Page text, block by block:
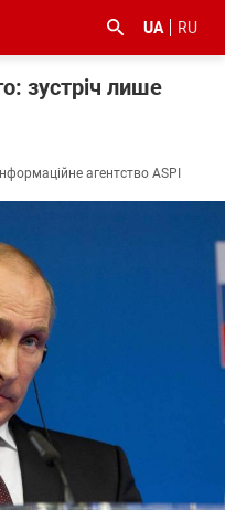
UA RU
зустріч лише
агентство ASPI